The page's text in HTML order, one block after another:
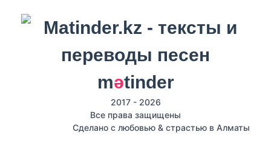
mәtinder
2017 - 2026
Все права защищены
Сделано с любовью & страстью в Алматы